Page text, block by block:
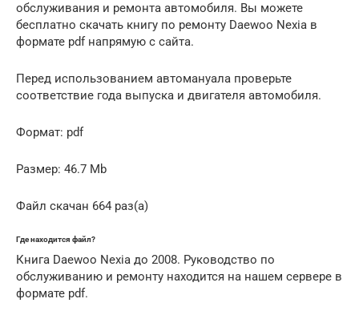
обслуживания и ремонта автомобиля. Вы можете
бесплатно скачать книгу по ремонту Daewoo Nexia в
формате pdf напрямую с сайта.
Перед использованием автомануала проверьте
соответствие года выпуска и двигателя автомобиля.
Формат: pdf
Размер: 46.7 Mb
Файл скачан 664 раз(а)
Где находится файл?
Книга Daewoo Nexia до 2008. Руководство по
обслуживанию и ремонту находится на нашем сервере в
формате pdf.